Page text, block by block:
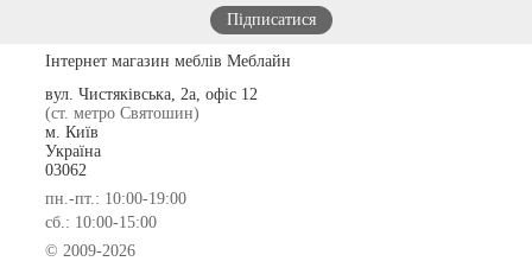
Інтернет магазин меблів Меблайн
вул. Чистяківська, 2а, офіс 12
(ст. метро Святошин)
м. Київ
Україна
03062
пн.-пт.: 10:00-19:00
сб.: 10:00-15:00
© 2009-2026